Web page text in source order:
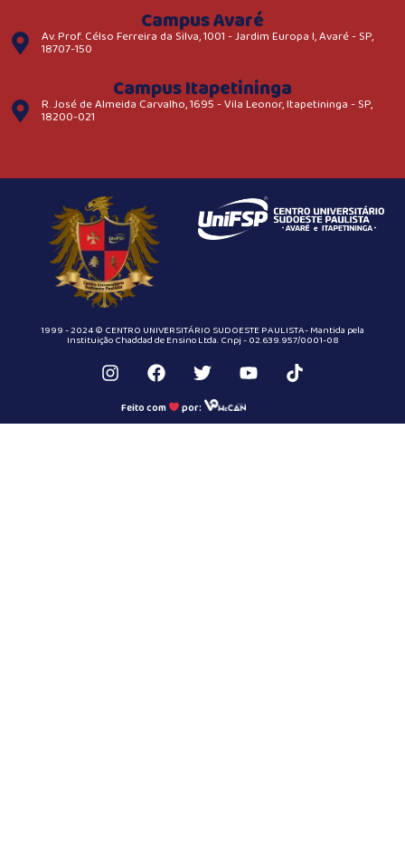
Campus Avaré
Av. Prof. Célso Ferreira da Silva, 1001 - Jardim Europa I, Avaré - SP,
18707-150
Campus Itapetininga
R. José de Almeida Carvalho, 1695 - Vila Leonor, Itapetininga - SP,
18200-021
1999 - 2024 © CENTRO UNIVERSITÁRIO SUDOESTE PAULISTA- Mantida pela
Instituição Chaddad de Ensino Ltda. Cnpj - 02.639.957/0001-08
Feito com por: